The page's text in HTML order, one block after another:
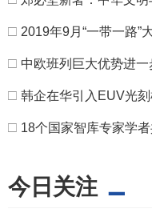
□ 2019年9月“一带一路”
□ 中欧班列巨大优势进一
□ 韩企在华引入EUV光
□ 18个国家智库专家学
今日关注